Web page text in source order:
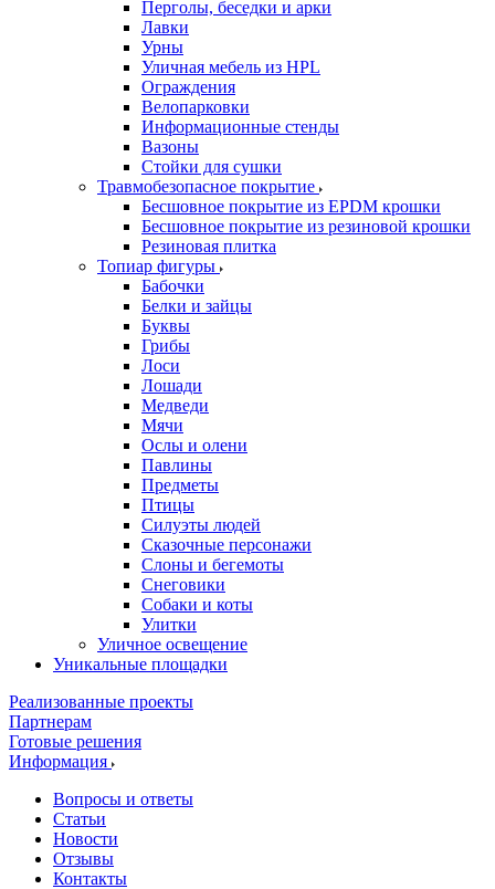
Перголы, беседки и арки
Лавки
Урны
Уличная мебель из HPL
Ограждения
Велопарковки
Информационные стенды
Вазоны
Стойки для сушки
Травмобезопасное покрытие
Бесшовное покрытие из EPDM крошки
Бесшовное покрытие из резиновой крошки
Резиновая плитка
Топиар фигуры
Бабочки
Белки и зайцы
Буквы
Грибы
Лоси
Лошади
Медведи
Мячи
Ослы и олени
Павлины
Предметы
Птицы
Силуэты людей
Сказочные персонажи
Слоны и бегемоты
Снеговики
Собаки и коты
Улитки
Уличное освещение
Уникальные площадки
Реализованные проекты
Партнерам
Готовые решения
Информация
Вопросы и ответы
Статьи
Новости
Отзывы
Контакты